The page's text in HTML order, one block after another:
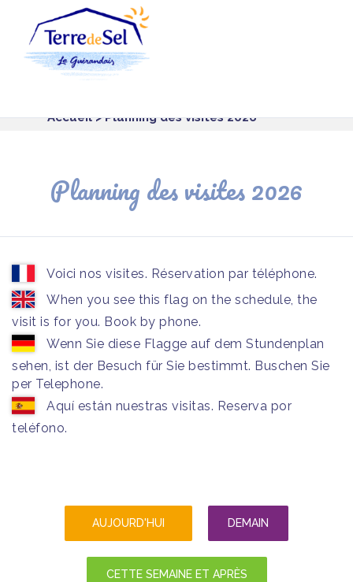
Accueil> Planning des visites 2026
Planning des visites 2026
Voici nos visites. Réservation par téléphone.
When you see this flag on the schedule, the
visit is for you. Book by phone.
Wenn Sie diese Flagge auf dem Stundenplan
sehen, ist der Besuch für Sie bestimmt. Buschen Sie
per Telephone.
Aquí están nuestras visitas. Reserva por
teléfono.
AUJOURD'HUI DEMAIN
CETTE SEMAINE ET APRÈS
Panneau de gestion des cookies